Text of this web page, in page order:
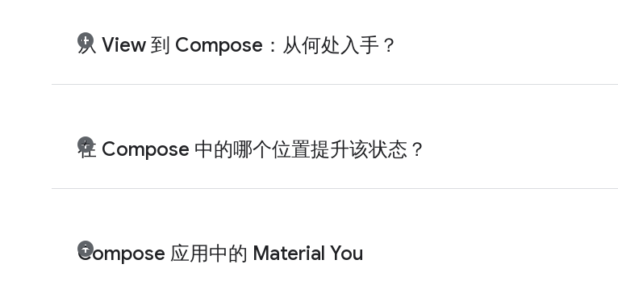
从 View 到 Compose：从何处入手？
在 Compose 中的哪个位置提升该状态？
Compose 应用中的 Material You